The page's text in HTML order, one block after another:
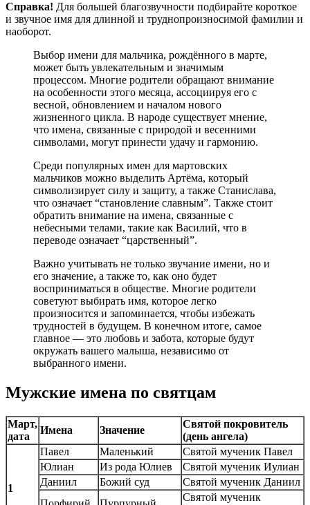
Справка! Для большей благозвучности подбирайте короткое
и звучное имя для длинной и труднопроизносимой фамилии и
наоборот.
Выбор имени для мальчика, рождённого в марте,
может быть увлекательным и значимым
процессом. Многие родители обращают внимание
на особенности этого месяца, ассоциируя его с
весной, обновлением и началом нового
жизненного цикла. В народе существует мнение,
что имена, связанные с природой и весенними
символами, могут принести удачу и гармонию.
Среди популярных имен для мартовских
мальчиков можно выделить Артёма, который
символизирует силу и защиту, а также Станислава,
что означает “становление славным”. Также стоит
обратить внимание на имена, связанные с
небесными телами, такие как Василий, что в
переводе означает “царственный”.
Важно учитывать не только звучание имени, но и
его значение, а также то, как оно будет
восприниматься в обществе. Многие родители
советуют выбирать имя, которое легко
произносится и запоминается, чтобы избежать
трудностей в будущем. В конечном итоге, самое
главное — это любовь и забота, которые будут
окружать вашего малыша, независимо от
выбранного имени.
Мужские имена по святцам
Март,
дата
Имена Значение
Святой покровитель
(день ангела)
1
Павел Маленький
Святой мученик Павел
Юлиан
Из рода Юлиев
Святой мученик Иулиан
Даниил
Божий суд
Святой мученик Даниил
Святой мученик